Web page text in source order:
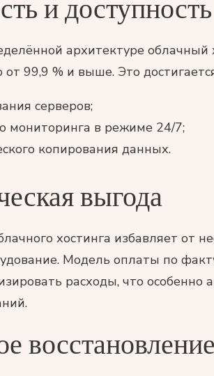
и доступность
архитектуре облачный
99,9 % и выше. Это
серверов;
мониторинга в режиме 24/7;
копирования данных.
выгода
хостинга избавляет от
Модель оплаты по
расходы, что особенно
восстановление